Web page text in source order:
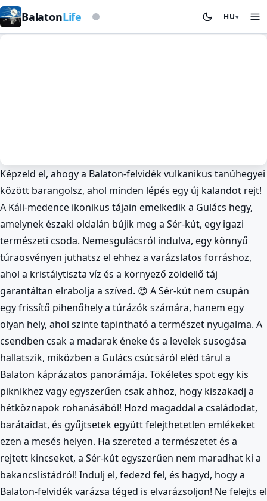
BalatonLife Viharjelző alapon HU▾
Kirándulás és Túrázás
Bakancslistás Kincsek: Sér-kút,
Nemesgulács Varázsa! 🏞️
BalatonLife 2026. Jan 9.
Képzeld el, ahogy a Balaton-felvidék vulkanikus tanúhegyei
között barangolsz, ahol minden lépés egy új kalandot rejt!
A Káli-medence ikonikus tájain emelkedik a Gulács hegy,
amelynek északi oldalán bújik meg a Sér-kút, egy igazi
természeti csoda. Nemesgulácsról indulva, egy könnyű
túraösvényen juthatsz el ehhez a varázslatos forráshoz,
ahol a kristálytiszta víz és a környező zöldellő táj
garantáltan elrabolja a szíved. 😍 A Sér-kút nem csupán
egy frissítő pihenőhely a túrázók számára, hanem egy
olyan hely, ahol szinte tapintható a természet nyugalma. A
csendben csak a madarak éneke és a levelek susogása
hallatszik, miközben a Gulács csúcsáról eléd tárul a
Balaton káprázatos panorámája. Tökéletes spot egy kis
piknikhez vagy egyszerűen csak ahhoz, hogy kiszakadj a
hétköznapok rohanásából! Hozd magaddal a családodat,
barátaidat, és gyűjtsetek együtt felejthetetlen emlékeket
ezen a mesés helyen. Ha szereted a természetet és a
rejtett kincseket, a Sér-kút egyszerűen nem maradhat ki a
bakancslistádról! Indulj el, fedezd fel, és hagyd, hogy a
Balaton-felvidék varázsa téged is elvarázsoljon! Ne felejts el